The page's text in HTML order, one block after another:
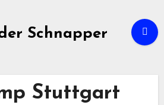
Schnapper
Stuttgart